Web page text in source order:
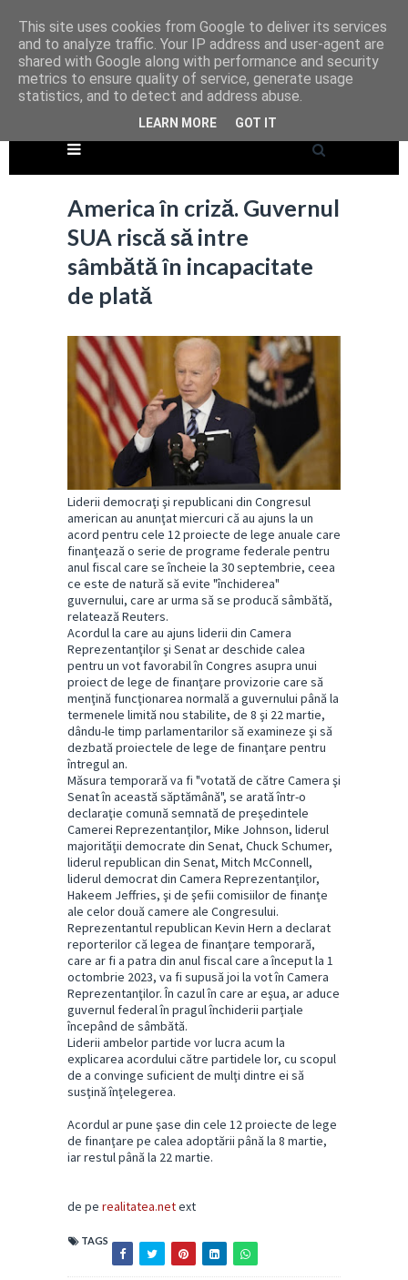
America în criză. Guvernul
SUA riscă să intre
sâmbătă în incapacitate
de plată
Liderii democraţi şi republicani din Congresul
american au anunţat miercuri că au ajuns la un
acord pentru cele 12 proiecte de lege anuale care
finanţează o serie de programe federale pentru
anul fiscal care se încheie la 30 septembrie, ceea
ce este de natură să evite "închiderea"
guvernului, care ar urma să se producă sâmbătă,
relatează Reuters.
Acordul la care au ajuns liderii din Camera
Reprezentanţilor şi Senat ar deschide calea
pentru un vot favorabil în Congres asupra unui
proiect de lege de finanţare provizorie care să
menţină funcţionarea normală a guvernului până la
termenele limită nou stabilite, de 8 şi 22 martie,
dându-le timp parlamentarilor să examineze şi să
dezbată proiectele de lege de finanţare pentru
întregul an.
Măsura temporară va fi "votată de către Camera şi
Senat în această săptămână", se arată într-o
declaraţie comună semnată de preşedintele
Camerei Reprezentanţilor, Mike Johnson, liderul
majorităţii democrate din Senat, Chuck Schumer,
liderul republican din Senat, Mitch McConnell,
liderul democrat din Camera Reprezentanţilor,
Hakeem Jeffries, şi de şefii comisiilor de finanţe
ale celor două camere ale Congresului.
Reprezentantul republican Kevin Hern a declarat
reporterilor că legea de finanţare temporară,
care ar fi a patra din anul fiscal care a început la 1
octombrie 2023, va fi supusă joi la vot în Camera
Reprezentanţilor. În cazul în care ar eşua, ar aduce
guvernul federal în pragul închiderii parţiale
începând de sâmbătă.
Liderii ambelor partide vor lucra acum la
explicarea acordului către partidele lor, cu scopul
de a convinge suficient de mulţi dintre ei să
susţină înţelegerea.
Acordul ar pune şase din cele 12 proiecte de lege
de finanţare pe calea adoptării până la 8 martie,
iar restul până la 22 martie.
de pe realitatea.netext
TAGS
This site uses cookies from Google to deliver its services
and to analyze traffic. Your IP address and user-agent are
shared with Google along with performance and security
metrics to ensure quality of service, generate usage
statistics, and to detect and address abuse.
LEARN MORE GOT IT